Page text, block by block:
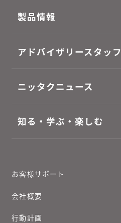
製品情報
アドバイザリースタッフ
ニッタクニュース
知る・学ぶ・楽しむ
お客様サポート
会社概要
行動計画